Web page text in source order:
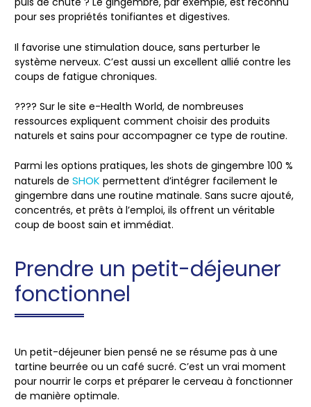
pour ses propriétés tonifiantes et digestives.
Il favorise une stimulation douce, sans perturber le
système nerveux. C’est aussi un excellent allié contre les
coups de fatigue chroniques.
???? Sur le site e-Health World, de nombreuses
ressources expliquent comment choisir des produits
naturels et sains pour accompagner ce type de routine.
Parmi les options pratiques, les shots de gingembre 100 %
naturels de SHOK permettent d’intégrer facilement le
gingembre dans une routine matinale. Sans sucre ajouté,
concentrés, et prêts à l’emploi, ils offrent un véritable
coup de boost sain et immédiat.
Prendre un petit-déjeuner
fonctionnel
Un petit-déjeuner bien pensé ne se résume pas à une
tartine beurrée ou un café sucré. C’est un vrai moment
pour nourrir le corps et préparer le cerveau à fonctionner
de manière optimale.